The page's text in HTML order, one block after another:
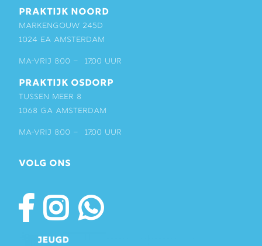
PRAKTIJK NOORD
Markengouw 245D
1024 EA Amsterdam
ma-vrij 8:00 – 17:00 uur
PRAKTIJK OSDORP
Tussen Meer 8
1068 GA Amsterdam
ma-vrij 8:00 – 17:00 uur
VOLG ONS